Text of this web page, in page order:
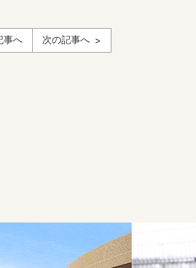
事へ 次の記事へ